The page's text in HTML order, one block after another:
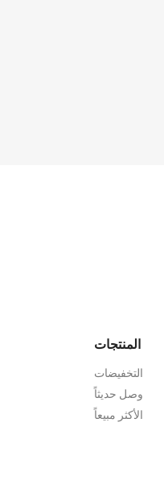
المنتجات
التخفيضات
وصل حديثاً
الأكثر مبيعاً